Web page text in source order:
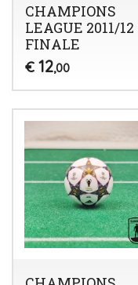
CHAMPIONS
LEAGUE 2011/12
FINALE
€ 12,00